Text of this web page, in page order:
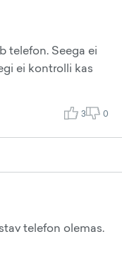
telefon. Seega ei
ei kontrolli kas
3 0
telefon olemas.